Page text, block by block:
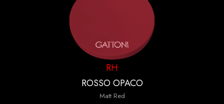
RH
ROSSO OPACO
Matt Red